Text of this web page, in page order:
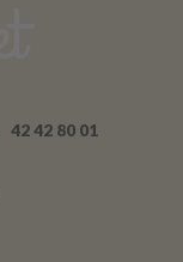
42 42 80 01